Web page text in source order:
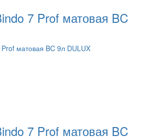
7 Prof матовая BC
7 Prof матовая BC